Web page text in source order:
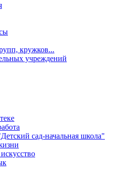
кружков...
учреждений
сад-начальная школа"